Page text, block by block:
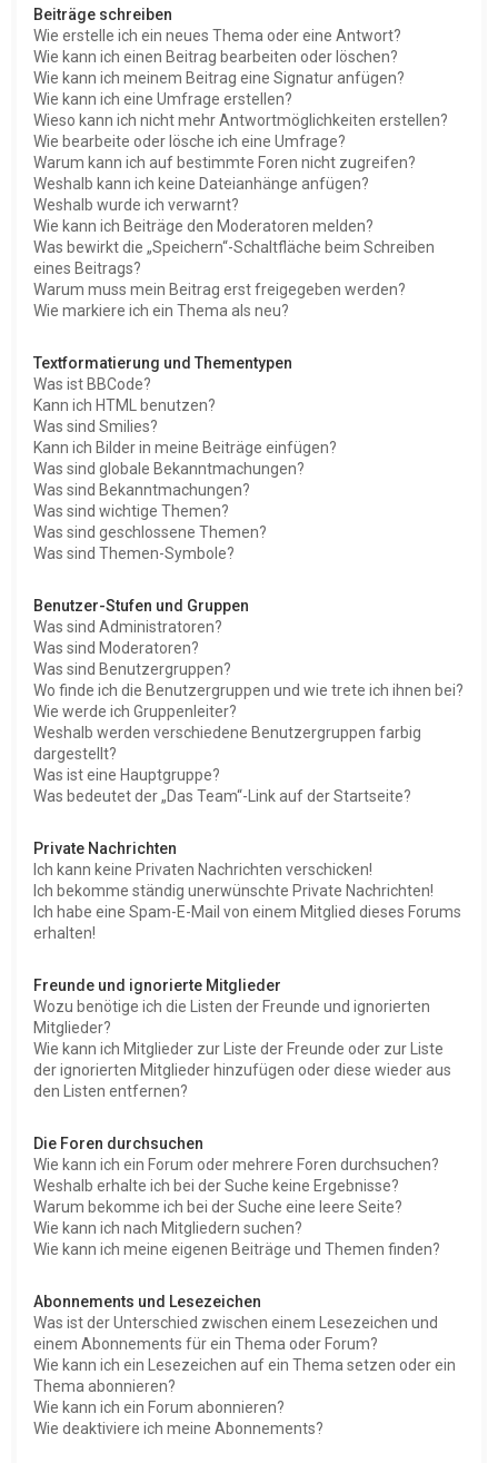
Beiträge schreiben
Wie erstelle ich ein neues Thema oder eine Antwort?
Wie kann ich einen Beitrag bearbeiten oder löschen?
Wie kann ich meinem Beitrag eine Signatur anfügen?
Wie kann ich eine Umfrage erstellen?
Wieso kann ich nicht mehr Antwortmöglichkeiten erstellen?
Wie bearbeite oder lösche ich eine Umfrage?
Warum kann ich auf bestimmte Foren nicht zugreifen?
Weshalb kann ich keine Dateianhänge anfügen?
Weshalb wurde ich verwarnt?
Wie kann ich Beiträge den Moderatoren melden?
Was bewirkt die „Speichern“-Schaltfläche beim Schreiben
eines Beitrags?
Warum muss mein Beitrag erst freigegeben werden?
Wie markiere ich ein Thema als neu?
Textformatierung und Thementypen
Was ist BBCode?
Kann ich HTML benutzen?
Was sind Smilies?
Kann ich Bilder in meine Beiträge einfügen?
Was sind globale Bekanntmachungen?
Was sind Bekanntmachungen?
Was sind wichtige Themen?
Was sind geschlossene Themen?
Was sind Themen-Symbole?
Benutzer-Stufen und Gruppen
Was sind Administratoren?
Was sind Moderatoren?
Was sind Benutzergruppen?
Wo finde ich die Benutzergruppen und wie trete ich ihnen bei?
Wie werde ich Gruppenleiter?
Weshalb werden verschiedene Benutzergruppen farbig
dargestellt?
Was ist eine Hauptgruppe?
Was bedeutet der „Das Team“-Link auf der Startseite?
Private Nachrichten
Ich kann keine Privaten Nachrichten verschicken!
Ich bekomme ständig unerwünschte Private Nachrichten!
Ich habe eine Spam-E-Mail von einem Mitglied dieses Forums
erhalten!
Freunde und ignorierte Mitglieder
Wozu benötige ich die Listen der Freunde und ignorierten
Mitglieder?
Wie kann ich Mitglieder zur Liste der Freunde oder zur Liste
der ignorierten Mitglieder hinzufügen oder diese wieder aus
den Listen entfernen?
Die Foren durchsuchen
Wie kann ich ein Forum oder mehrere Foren durchsuchen?
Weshalb erhalte ich bei der Suche keine Ergebnisse?
Warum bekomme ich bei der Suche eine leere Seite?
Wie kann ich nach Mitgliedern suchen?
Wie kann ich meine eigenen Beiträge und Themen finden?
Abonnements und Lesezeichen
Was ist der Unterschied zwischen einem Lesezeichen und
einem Abonnements für ein Thema oder Forum?
Wie kann ich ein Lesezeichen auf ein Thema setzen oder ein
Thema abonnieren?
Wie kann ich ein Forum abonnieren?
Wie deaktiviere ich meine Abonnements?